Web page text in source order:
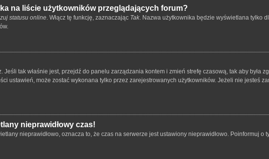
na liście użytkowników przeglądających forum?
statusu online. Włącz tę funkcję, zaznaczając Tak. Nazwa użytkownika będzie wyświetlana tylko
tak właśnie jest, przejdź do panelu zarządzania kontem i zmień strefę czasową, tak aby była
ustawień, może zostać wykonana tylko przez zarejestrowanych użytkowników. Jeżeli nie jesteś
nieprawidłowy czas!
nieprawidłowo, oznacza to, że czas na serwerze jest ustawiony nieprawidłowo. Poinformuj o